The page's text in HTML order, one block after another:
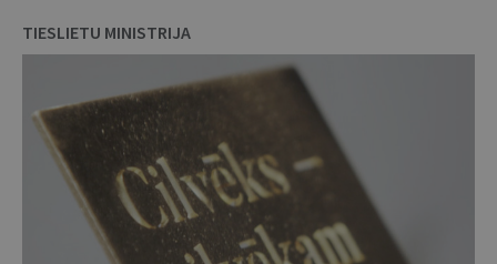
TIESLIETU MINISTRIJA